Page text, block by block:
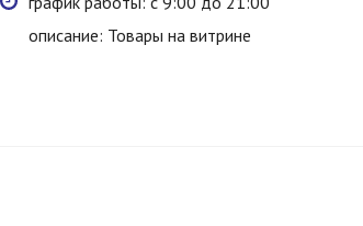
описание: Товары на витрине